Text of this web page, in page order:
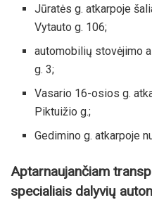
Jūratės g. atkarpoje
Vytauto g. 106;
automobilių stovėjimo
g. 3;
Vasario 16-osios g.
Piktuižio g.;
Gedimino g. atkarpoje
Aptarnaujančiam
specialiais dalyvių